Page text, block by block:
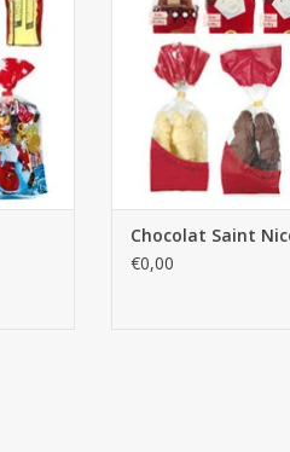
Chocolat Saint
€0,00